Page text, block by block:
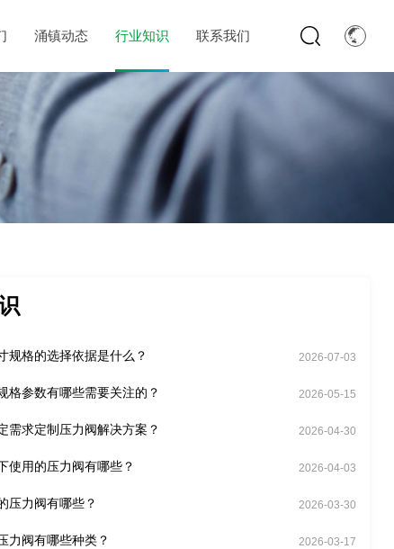
涌镇动态 行业知识 联系我们
规格的选择依据是什么？ 2026-07-03
格参数有哪些需要关注的？ 2026-05-15
需求定制压力阀解决方案？ 2026-04-30
使用的压力阀有哪些？ 2026-04-03
压力阀有哪些？ 2026-03-30
力阀有哪些种类？ 2026-03-17